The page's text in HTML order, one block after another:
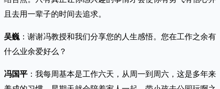
且去用一辈子的时间去追求。
吴巍 ：谢谢冯教授和我们分享您的人生感悟。您在工作之余有
什么业余爱好么？
冯国平 ：我每周基本是工作六天，从周一到周六，这是多年来